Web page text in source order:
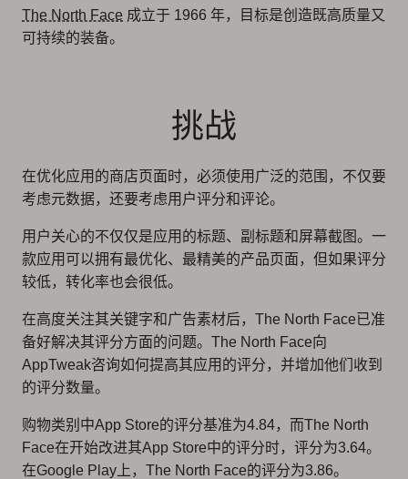
The North Face 成立于 1966 年，目标是创造既高质量又
可持续的装备。
挑战
在优化应用的商店页面时，必须使用广泛的范围，不仅要
考虑元数据，还要考虑用户评分和评论。
用户关心的不仅仅是应用的标题、副标题和屏幕截图。一
款应用可以拥有最优化、最精美的产品页面，但如果评分
较低，转化率也会很低。
在高度关注其关键字和广告素材后，The North Face已准
备好解决其评分方面的问题。The North Face向
AppTweak咨询如何提高其应用的评分，并增加他们收到
的评分数量。
购物类别中App Store的评分基准为4.84，而The North
Face在开始改进其App Store中的评分时，评分为3.64。
在Google Play上，The North Face的评分为3.86。